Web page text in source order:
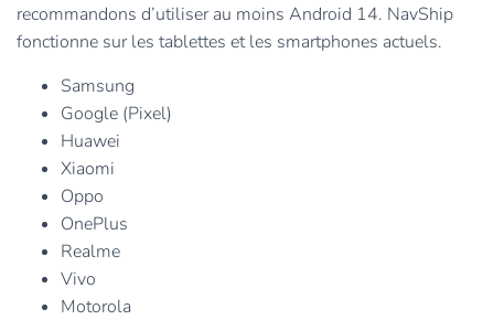
recommandons d’utiliser au moins Android 14. NavShip
fonctionne sur les tablettes et les smartphones actuels.
Samsung
Google (Pixel)
Huawei
Xiaomi
Oppo
OnePlus
Realme
Vivo
Motorola